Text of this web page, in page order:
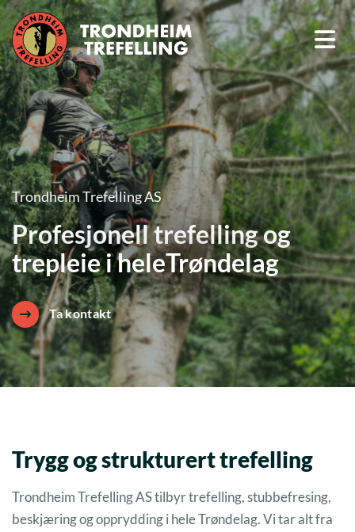
Trondheim Trefelling AS
Profesjonell trefelling og
trepleie i heleTrøndelag
Ta kontakt
Trygg og strukturert trefelling
Trondheim Trefelling AS tilbyr trefelling, stubbefresing,
beskjæring og opprydding i hele Trøndelag. Vi tar alt fra